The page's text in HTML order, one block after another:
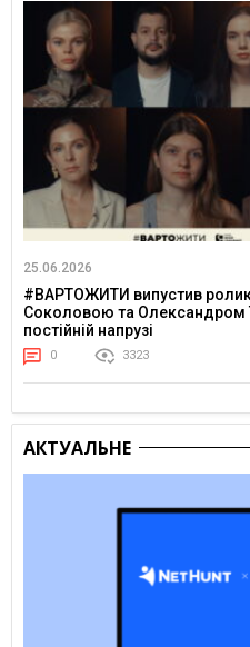
25.06.2026
#ВАРТОЖИТИ випустив
Соколовою та Олександром
постійній напрузі
0 3323
АКТУАЛЬНЕ